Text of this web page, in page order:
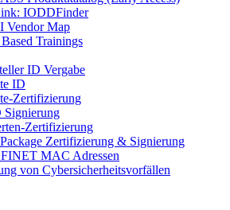
IODDFinder
Vendor Map
Trainings
ID Vergabe
ID
Zertifizierung
Signierung
Zertifizierung
Zertifizierung & Signierung
MAC Adressen
von Cybersicherheitsvorfällen